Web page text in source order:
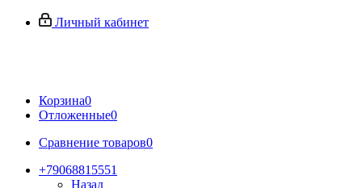
Личный кабинет
Корзина0
Отложенные0
Сравнение товаров0
+79068815551
Назад